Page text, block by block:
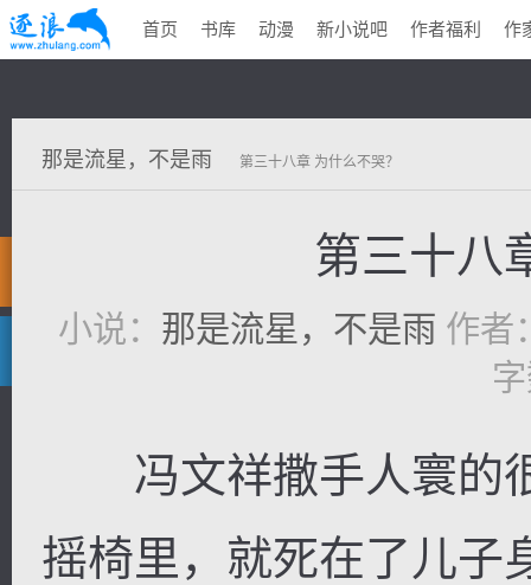
首页 书库 动漫 新小说吧 作者福利 作
那是流星，不是雨 第三十八章 为什么不哭？
第三十八
小说： 那是流星，不是雨 作者
冯文祥撒手人寰的
摇椅里，就死在了儿子